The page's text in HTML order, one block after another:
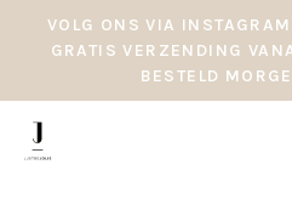
VOLG ONS VIA
GRATIS VERZENDING
BESTELD